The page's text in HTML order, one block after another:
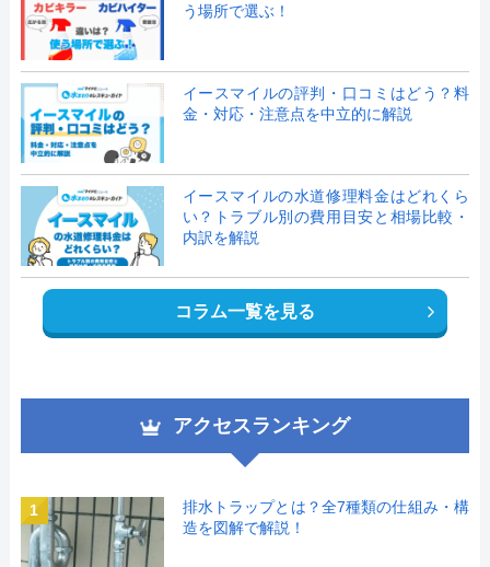
う場所で選ぶ！
イースマイルの評判・口コミはどう？料
金・対応・注意点を中立的に解説
イースマイルの水道修理料金はどれくら
い？トラブル別の費用目安と相場比較・
内訳を解説
コラム一覧を見る
アクセスランキング
1
排水トラップとは？全7種類の仕組み・構
造を図解で解説！